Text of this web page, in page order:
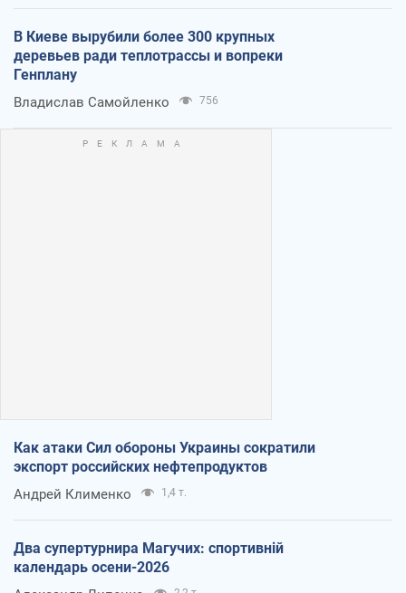
В Киеве вырубили более 300 крупных
деревьев ради теплотрассы и вопреки
Генплану
Владислав Самойленко 756
Как атаки Сил обороны Украины сократили
экспорт российских нефтепродуктов
Андрей Клименко 1,4 т.
Два супертурнира Магучих: спортивній
календарь осени-2026